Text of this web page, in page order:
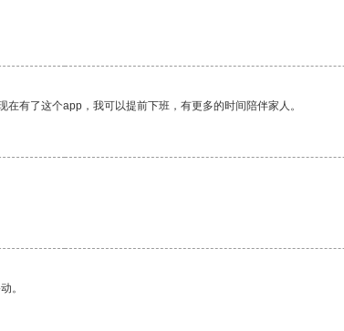
有了这个app，我可以提前下班，有更多的时间陪伴家人。
。